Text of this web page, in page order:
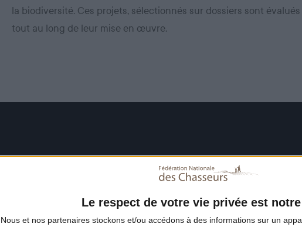
Le respect de votre vie privée est
Nous et nos partenaires stockons et/ou accédons à des informations sur un
la biodiversité. Ces projets, sélectionnés sur dossiers sont
tout au long de leur mise en œuvre.